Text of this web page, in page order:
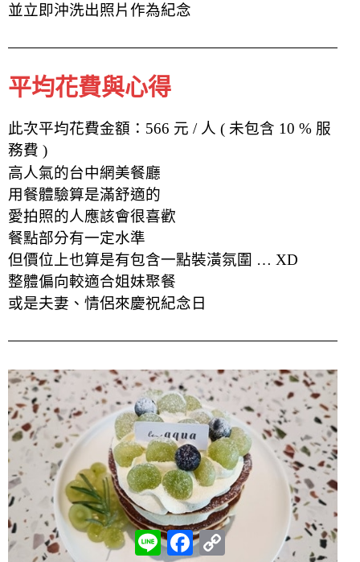
並立即沖洗出照片作為紀念
平均花費與心得
此次平均花費金額：566 元 / 人 ( 未包含 10 % 服
務費 )
高人氣的台中網美餐廳
用餐體驗算是滿舒適的
愛拍照的人應該會很喜歡
餐點部分有一定水準
但價位上也算是有包含一點裝潢氛圍 … XD
整體偏向較適合姐妹聚餐
或是夫妻、情侶來慶祝紀念日
L
i
F
a
C